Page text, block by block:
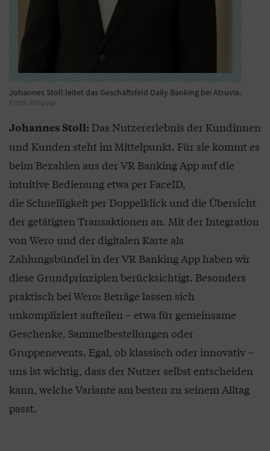
Johannes Stoll leitet das Geschäftsfeld Daily Banking bei Atruvia.
Foto: Atruvia
Johannes Stoll: Das Nutzererlebnis der Kundinnen
und Kunden steht im Mittelpunkt. Für sie kommt es
beim Bezahlen aus der VR Banking App auf die
intuitive Bedienung etwa per FaceID,
die Schnelligkeit per Doppelklick und die Übersicht
der getätigten Transaktionen an. Mit der Integration
von Wero und der digitalen Karte als
Zahlungsbündel in der VR Banking App haben wir
diese Grundprinzipien berücksichtigt. Besonders
praktisch bei Wero: Beträge lassen sich
unkompliziert aufteilen – etwa für gemeinsame
Geschenke, Sammelbestellungen oder
Gruppenevents. Egal, ob klassisch oder innovativ –
uns ist wichtig, dass der Nutzer selbst entscheiden
kann, welche Variante am besten zu seinem Alltag
passt.